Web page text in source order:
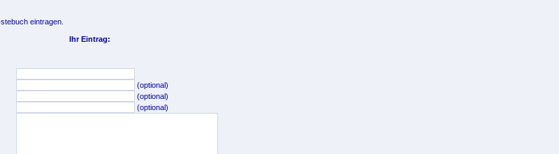
eintragen.
Ihr Eintrag:
(optional)
(optional)
(optional)